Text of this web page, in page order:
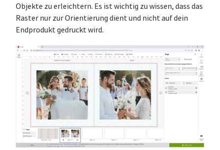
Objekte zu erleichtern. Es ist wichtig zu wissen, dass das
Raster nur zur Orientierung dient und nicht auf dein
Endprodukt gedruckt wird.